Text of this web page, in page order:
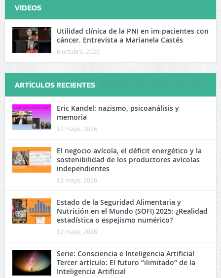
VIDEOS
Utilidad clínica de la PNI en im-pacientes con
cáncer. Entrevista a Marianela Castés
6 octubre, 2020
ARTÍCULOS RECIENTES
Eric Kandel: nazismo, psicoanálisis y
memoria
12 mayo, 2026
El negocio avícola, el déficit energético y la
sostenibilidad de los productores avícolas
independientes
12 mayo, 2026
Estado de la Seguridad Alimentaria y
Nutrición en el Mundo (SOFI) 2025: ¿Realidad
estadística o espejismo numérico?
12 mayo, 2026
Serie: Consciencia e Inteligencia Artificial
Tercer artículo: El futuro “ilimitado” de la
Inteligencia Artificial